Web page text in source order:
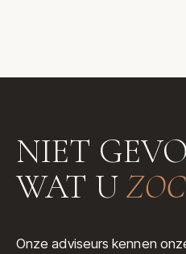
NIET
WAT U
Onze adviseurs kennen